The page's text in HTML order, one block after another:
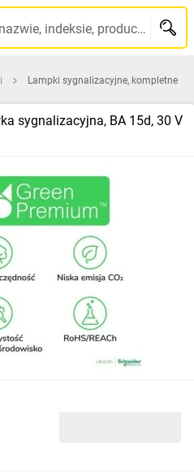
Szukaj po nazwie, indeksie, producencie, kodzie kreskowym...
Lampki sygnalizacyjne, kompletne
sygnalizacyjna, BA 15d, 30 V